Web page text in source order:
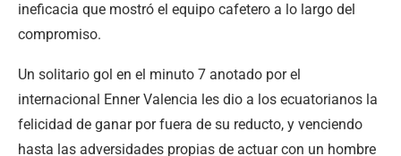
ineficacia que mostró el equipo cafetero a lo largo del
compromiso.
Un solitario gol en el minuto 7 anotado por el
internacional Enner Valencia les dio a los ecuatorianos la
felicidad de ganar por fuera de su reducto, y venciendo
hasta las adversidades propias de actuar con un hombre